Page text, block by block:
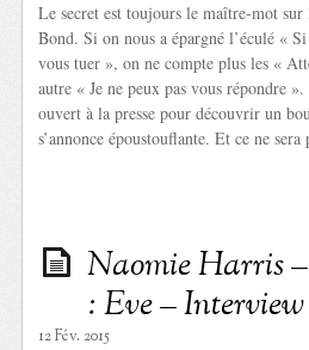
Le secret est toujours le maître-mot sur
Bond. Si on nous a épargné l’éculé «
vous tuer », on ne compte plus les «
autre « Je ne peux pas vous répondre
ouvert à la presse pour découvrir un
s’annonce époustouflante. Et ce ne sera
Naomie Harris
: Eve –
12 Fév. 2015